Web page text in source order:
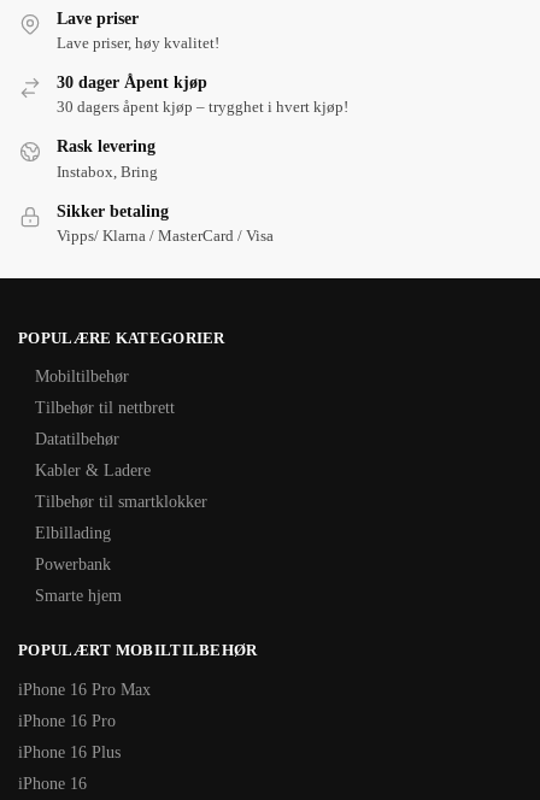
Lave priser
Lave priser, høy kvalitet!
30 dager Åpent kjøp
30 dagers åpent kjøp – trygghet i hvert kjøp!
Rask levering
Instabox, Bring
Sikker betaling
Vipps/ Klarna / MasterCard / Visa
POPULÆRE KATEGORIER
Mobiltilbehør
Tilbehør til nettbrett
Datatilbehør
Kabler & Ladere
Tilbehør til smartklokker
Elbillading
Powerbank
Smarte hjem
POPULÆRT MOBILTILBEHØR
iPhone 16 Pro Max
iPhone 16 Pro
iPhone 16 Plus
iPhone 16